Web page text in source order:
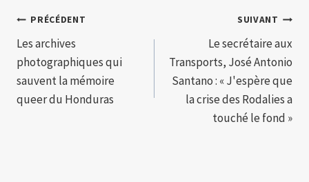
Navigation
de
l’article
PRÉCÉDENT
Les archives
photographiques qui
sauvent la mémoire
queer du Honduras
SUIVANT
Le secrétaire aux
Transports, José Antonio
Santano : « J'espère que
la crise des Rodalies a
touché le fond »